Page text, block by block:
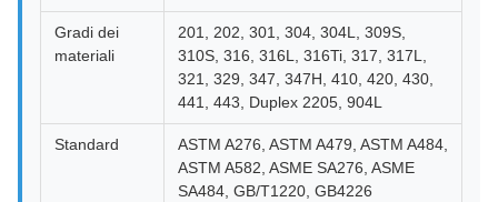
Gradi dei
materiali
201, 202, 301, 304, 304L, 309S,
310S, 316, 316L, 316Ti, 317, 317L,
321, 329, 347, 347H, 410, 420, 430,
441, 443, Duplex 2205, 904L
Standard
ASTM A276, ASTM A479, ASTM A484,
ASTM A582, ASME SA276, ASME
SA484, GB/T1220, GB4226